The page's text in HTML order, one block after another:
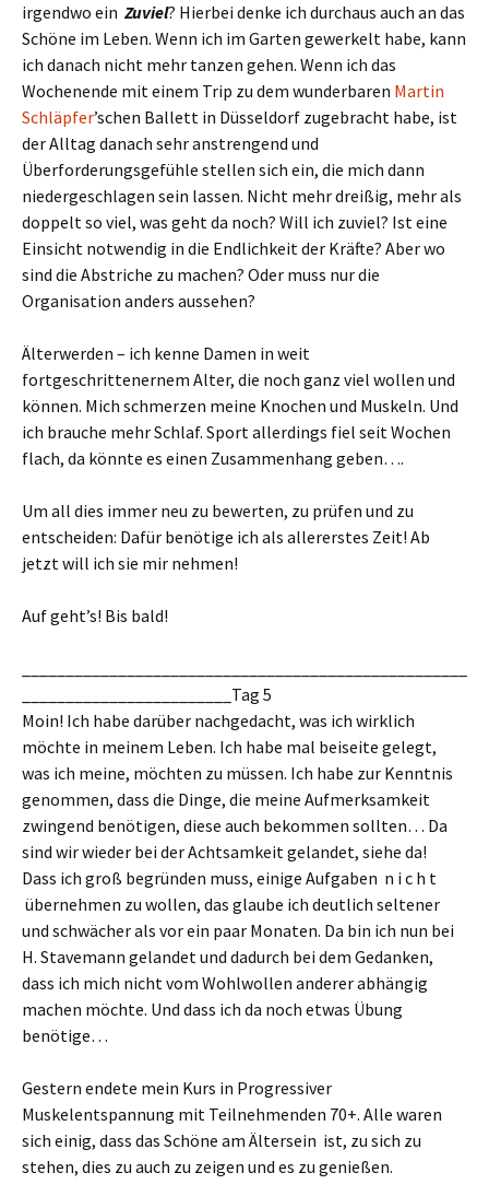
irgendwo ein Zuviel? Hierbei denke ich durchaus auch an das
Schöne im Leben. Wenn ich im Garten gewerkelt habe, kann
ich danach nicht mehr tanzen gehen. Wenn ich das
Wochenende mit einem Trip zu dem wunderbaren Martin
Schläpfer’schen Ballett in Düsseldorf zugebracht habe, ist
der Alltag danach sehr anstrengend und
Überforderungsgefühle stellen sich ein, die mich dann
niedergeschlagen sein lassen. Nicht mehr dreißig, mehr als
doppelt so viel, was geht da noch? Will ich zuviel? Ist eine
Einsicht notwendig in die Endlichkeit der Kräfte? Aber wo
sind die Abstriche zu machen? Oder muss nur die
Organisation anders aussehen?
Älterwerden – ich kenne Damen in weit
fortgeschrittenernem Alter, die noch ganz viel wollen und
können. Mich schmerzen meine Knochen und Muskeln. Und
ich brauche mehr Schlaf. Sport allerdings fiel seit Wochen
flach, da könnte es einen Zusammenhang geben….
Um all dies immer neu zu bewerten, zu prüfen und zu
entscheiden: Dafür benötige ich als allererstes Zeit! Ab
jetzt will ich sie mir nehmen!
Auf geht’s! Bis bald!
________________________Tag 5
Moin! Ich habe darüber nachgedacht, was ich wirklich
möchte in meinem Leben. Ich habe mal beiseite gelegt,
was ich meine, möchten zu müssen. Ich habe zur Kenntnis
genommen, dass die Dinge, die meine Aufmerksamkeit
zwingend benötigen, diese auch bekommen sollten… Da
sind wir wieder bei der Achtsamkeit gelandet, siehe da!
Dass ich groß begründen muss, einige Aufgaben n i c h t
übernehmen zu wollen, das glaube ich deutlich seltener
und schwächer als vor ein paar Monaten. Da bin ich nun bei
H. Stavemann gelandet und dadurch bei dem Gedanken,
dass ich mich nicht vom Wohlwollen anderer abhängig
machen möchte. Und dass ich da noch etwas Übung
benötige…
Gestern endete mein Kurs in Progressiver
Muskelentspannung mit Teilnehmenden 70+. Alle waren
sich einig, dass das Schöne am Ältersein ist, zu sich zu
stehen, dies zu auch zu zeigen und es zu genießen.